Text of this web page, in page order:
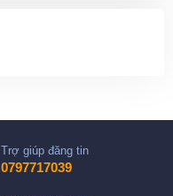
Trợ giúp đăng tin
0797717039